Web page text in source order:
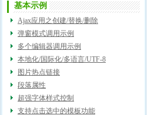
基本示例
Ajax应用之创建/替换/删除
弹窗模式调用示例
多个编辑器调用示例
本地化/国际化/多语言/UTF-8
图片热点链接
段落属性
超强字体样式控制
支持点击选中的模板功能